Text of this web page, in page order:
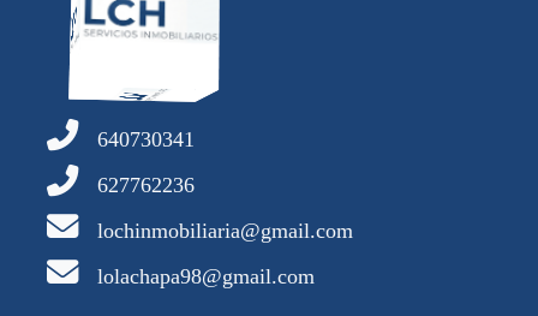
640730341
627762236
lochinmobiliaria@gmail.com
lolachapa98@gmail.com